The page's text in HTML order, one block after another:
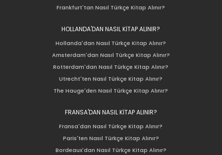
Frankfurt'tan Nasıl Türkçe Kitap Alınır?
HOLLANDA'DAN NASIL KİTAP ALINIR?
Hollanda'dan Nasıl Türkçe Kitap Alınır?
Amsterdam'dan Nasıl Türkçe Kitap Alınır?
Rotterdam'dan Nasıl Türkçe Kitap Alınır?
Utrecht'ten Nasıl Türkçe Kitap Alınır?
The Hauge'den Nasıl Türkçe Kitap Alınır?
FRANSA'DAN NASIL KİTAP ALINIR?
Fransa'dan Nasıl Türkçe Kitap Alınır?
Paris'ten Nasıl Türkçe Kitap Alınır?
Bordeaux'dan Nasıl Türkçe Kitap Alınır?